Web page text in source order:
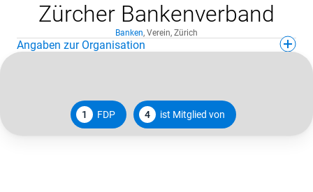
Zürcher Bankenverband
Banken, Verein, Zürich
Angaben zur Organisation
1 FDP 4 ist Mitglied von